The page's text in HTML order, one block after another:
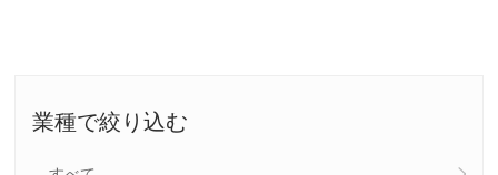
業種で絞り込む